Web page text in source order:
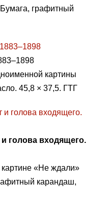
графитный
картины
45,8 × 37,5. ГТГ
голова входящего.
картине «Не ждали»
карандаш,